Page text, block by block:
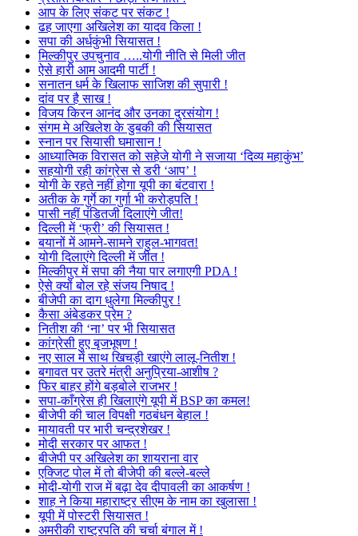
आप के लिए संकट पर संकट !
ढह जाएगा अखिलेश का यादव किला !
सपा की अर्धकुंभी सियासत !
मिल्कीपुर उपचुनाव …..योगी नीति से मिली जीत
ऐसे हारी आम आदमी पार्टी !
सनातन धर्म के खिलाफ साजिश की सुपारी !
दांव पर है साख !
विजय किरन आनंद और उनका दुरसंयोग !
संगम मे अखिलेश के डुबकी की सियासत
स्नान पर सियासी घमासान !
आध्यात्मिक विरासत को सहेजे योगी ने सजाया ‘दिव्य महाकुंभ’
सहयोगी रही कांग्रेस से डरी ‘आप’ !
योगी के रहते नहीं होगा यूपी का बंटवारा !
अतीक के गुर्गे का गुर्गा भी करोड़पति !
पासी नहीं पंडितजी दिलाएंगे जीत!
दिल्ली में ‘फ्री’ की सियासत !
बयानों में आमने-सामने राहुल-भागवत!
योगी दिलाएंगे दिल्ली में जीत !
मिल्कीपुर में सपा की नैया पार लगाएगी PDA !
ऐसे क्यों बोल रहे संजय निषाद !
बीजेपी का दाग धुलेगा मिल्कीपुर !
कैसा अंबेडकर प्रेम ?
नितीश की ‘ना’ पर भी सियासत
कांग्रेसी हुए बृजभूषण !
नए साल में साथ खिचड़ी खाएंगे लालू-नितीश !
बगावत पर उतरे मंत्री अनुप्रिया-आशीष ?
फिर बाहर होंगे बड़बोले राजभर !
सपा-काँग्रेस ही खिलाएंगे यूपी में BSP का कमल!
बीजेपी की चाल विपक्षी गठबंधन बेहाल !
मायावती पर भारी चन्द्रशेखर !
मोदी सरकार पर आफत !
बीजेपी पर अखिलेश का शायराना वार
एक्जिट पोल में तो बीजेपी की बल्ले-बल्ले
मोदी-योगी राज में बढ़ा देव दीपावली का आकर्षण !
शाह ने किया महाराष्ट्र सीएम के नाम का खुलासा !
यूपी में पोस्टरी सियासत !
अमरीकी राष्ट्रपति की चर्चा बंगाल में !